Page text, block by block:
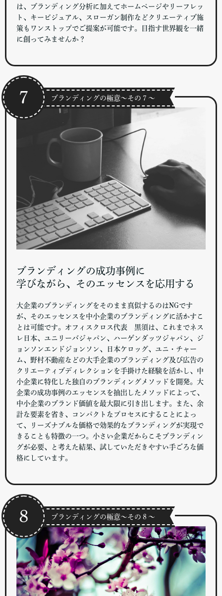
は、ブランディング分析に加えてホームページやリーフレッ
ト、キービジュアル、スローガン制作などクリエーティブ施
策もワンストップでご提案が可能です。目指す世界観を一緒
に創ってみませんか？
ブランディングの極意～その７～
７
ブランディングの成功事例に
学びながら、そのエッセンスを応用する
大企業のブランディングをそのまま真似するのはNGです
が、そのエッセンスを中小企業のブランディングに活かすこ
とは可能です。オフィスクロス代表 黒須は、これまでネス
レ日本、ユニリーバジャパン、ハーゲンダッツジャパン、ジ
ョンソンエンドジョンソン、日本ケロッグ、ユニ・チャー
ム、野村不動産などの大手企業のブランディング及び広告の
クリエーティブディレクションを手掛けた経験を活かし、中
小企業に特化した独自のブランディングメソッドを開発。大
企業の成功事例のエッセンスを抽出したメソッドによって、
中小企業のブランド価値を最大限に引き出します。また、余
計な要素を省き、コンパクトなプロセスにすることによっ
て、リーズナブルな価格で効果的なブランディングが実現で
きることも特徴の一つ。小さい企業だからこそブランディン
グが必要、と考えた結果、試していただきやすい手ごろな価
格にしています。
ブランディングの極意～その８～
８